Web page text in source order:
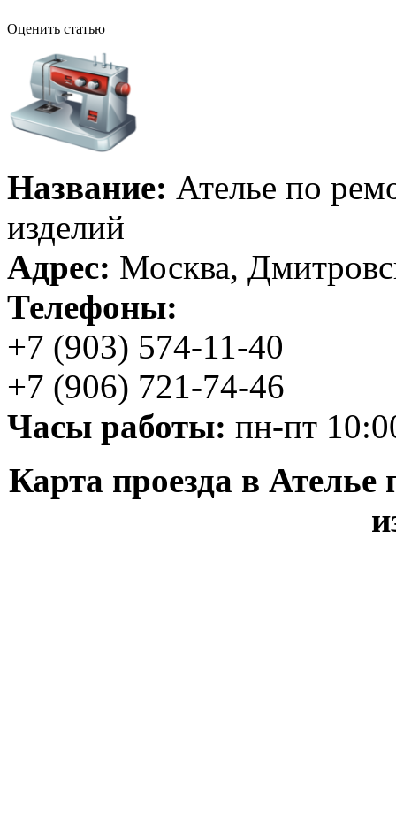
Оценить статью
Название: Ателье по
изделий
Адрес: Москва,
Телефоны:
+7 (903) 574-11-40
+7 (906) 721-74-46
Часы работы: пн-пт
Карта проезда в